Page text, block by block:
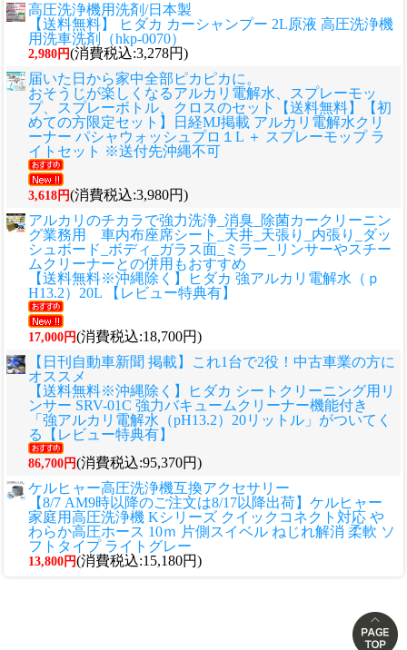
高圧洗浄機用洗剤/日本製
【送料無料】 ヒダカ カーシャンプー 2L原液 高圧洗浄機
用洗車洗剤（hkp-0070）
2,980円(消費税込:3,278円)
届いた日から家中全部ピカピカに。
おそうじが楽しくなるアルカリ電解水、スプレーモッ
プ、スプレーボトル、クロスのセット
【送料無料】【初
めての方限定セット】日経MJ掲載 アルカリ電解水クリ
ーナー パシャウォッシュプロ１L ＋ スプレーモップ ラ
イトセット ※送付先沖縄不可
3,618円(消費税込:3,980円)
アルカリのチカラで強力洗浄_消臭_除菌カークリーニン
グ業務用 車内布座席シート_天井_天張り_内張り_ダッ
シュボード_ボディ_ガラス面_ミラー_リンサーやスチー
ムクリーナーとの併用もおすすめ
【送料無料※沖縄除く】ヒダカ 強アルカリ電解水（ｐ
H13.2）20L 【レビュー特典有】
17,000円(消費税込:18,700円)
【日刊自動車新聞 掲載】これ1台で2役！中古車業の方に
オススメ
【送料無料※沖縄除く】ヒダカ シートクリーニング用リ
ンサー SRV-01C 強力バキュームクリーナー機能付き
「強アルカリ電解水（pH13.2）20リットル」がついてく
る【レビュー特典有】
86,700円(消費税込:95,370円)
ケルヒャー高圧洗浄機互換アクセサリー
【8/7 AM9時以降のご注文は8/17以降出荷】ケルヒャー
家庭用高圧洗浄機 Kシリーズ クイックコネクト対応 や
わらか高圧ホース 10ｍ 片側スイベル ねじれ解消 柔軟 ソ
フトタイプ ライトグレー
13,800円(消費税込:15,180円)